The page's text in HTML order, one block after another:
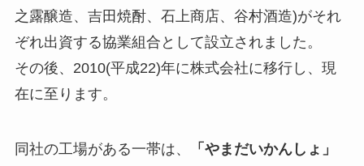
之露醸造、吉田焼酎、石上商店、谷村酒造)がそれ
ぞれ出資する協業組合として設立されました。
その後、2010(平成22)年に株式会社に移行し、現
在に至ります。
同社の工場がある一帯は、
「やまだいかんしょ」